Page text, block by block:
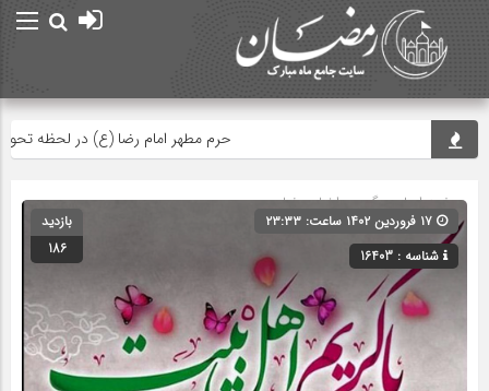
حرم مطهر امام رضا (ع) در لحظه تحویل
صفحه اصلی» گروه »اخبار رمضان
شناسه : 16403
بازدید
186